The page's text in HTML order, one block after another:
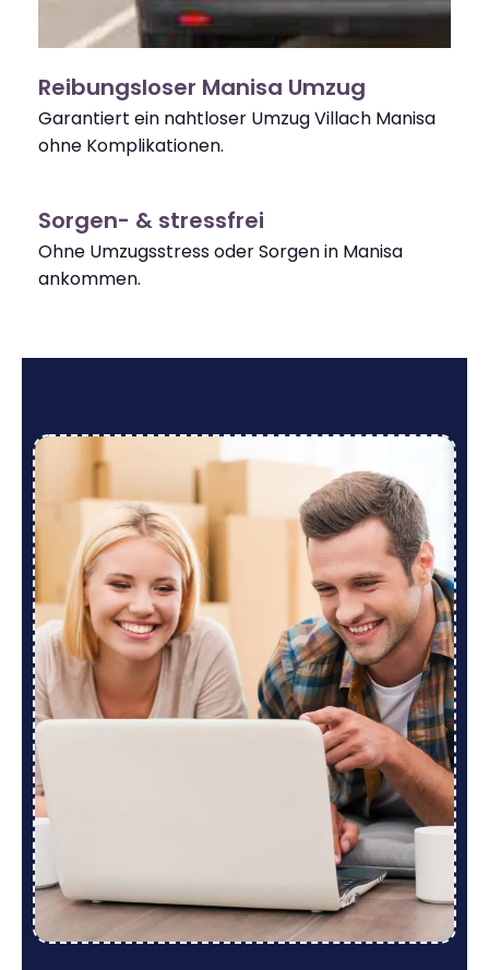
Reibungsloser Manisa Umzug
Garantiert ein nahtloser Umzug Villach Manisa
ohne Komplikationen.
Sorgen- & stressfrei
Ohne Umzugsstress oder Sorgen in Manisa
ankommen.